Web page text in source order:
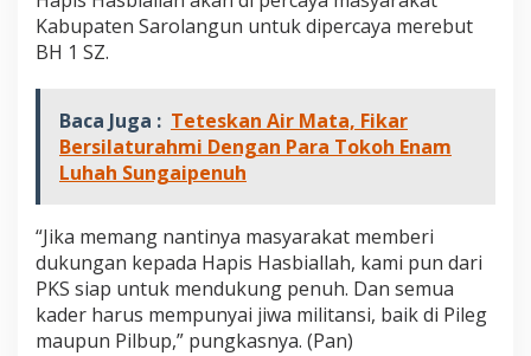
Kabupaten Sarolangun untuk dipercaya merebut
BH 1 SZ.
Baca Juga : Teteskan Air Mata, Fikar
Bersilaturahmi Dengan Para Tokoh Enam
Luhah Sungaipenuh
“Jika memang nantinya masyarakat memberi
dukungan kepada Hapis Hasbiallah, kami pun dari
PKS siap untuk mendukung penuh. Dan semua
kader harus mempunyai jiwa militansi, baik di Pileg
maupun Pilbup,” pungkasnya. (Pan)